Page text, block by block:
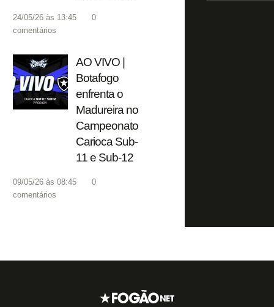
24/05/26 às 13:45
0
comentários
AO VIVO |
Botafogo
enfrenta o
Madureira no
Campeonato
Carioca Sub-
11 e Sub-12
09/05/26 às 08:45
0
comentários